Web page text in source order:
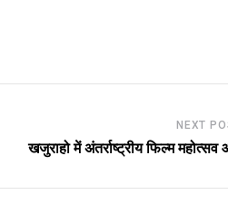
NEXT
खजुराहो में अंतर्राष्ट्रीय फिल्म